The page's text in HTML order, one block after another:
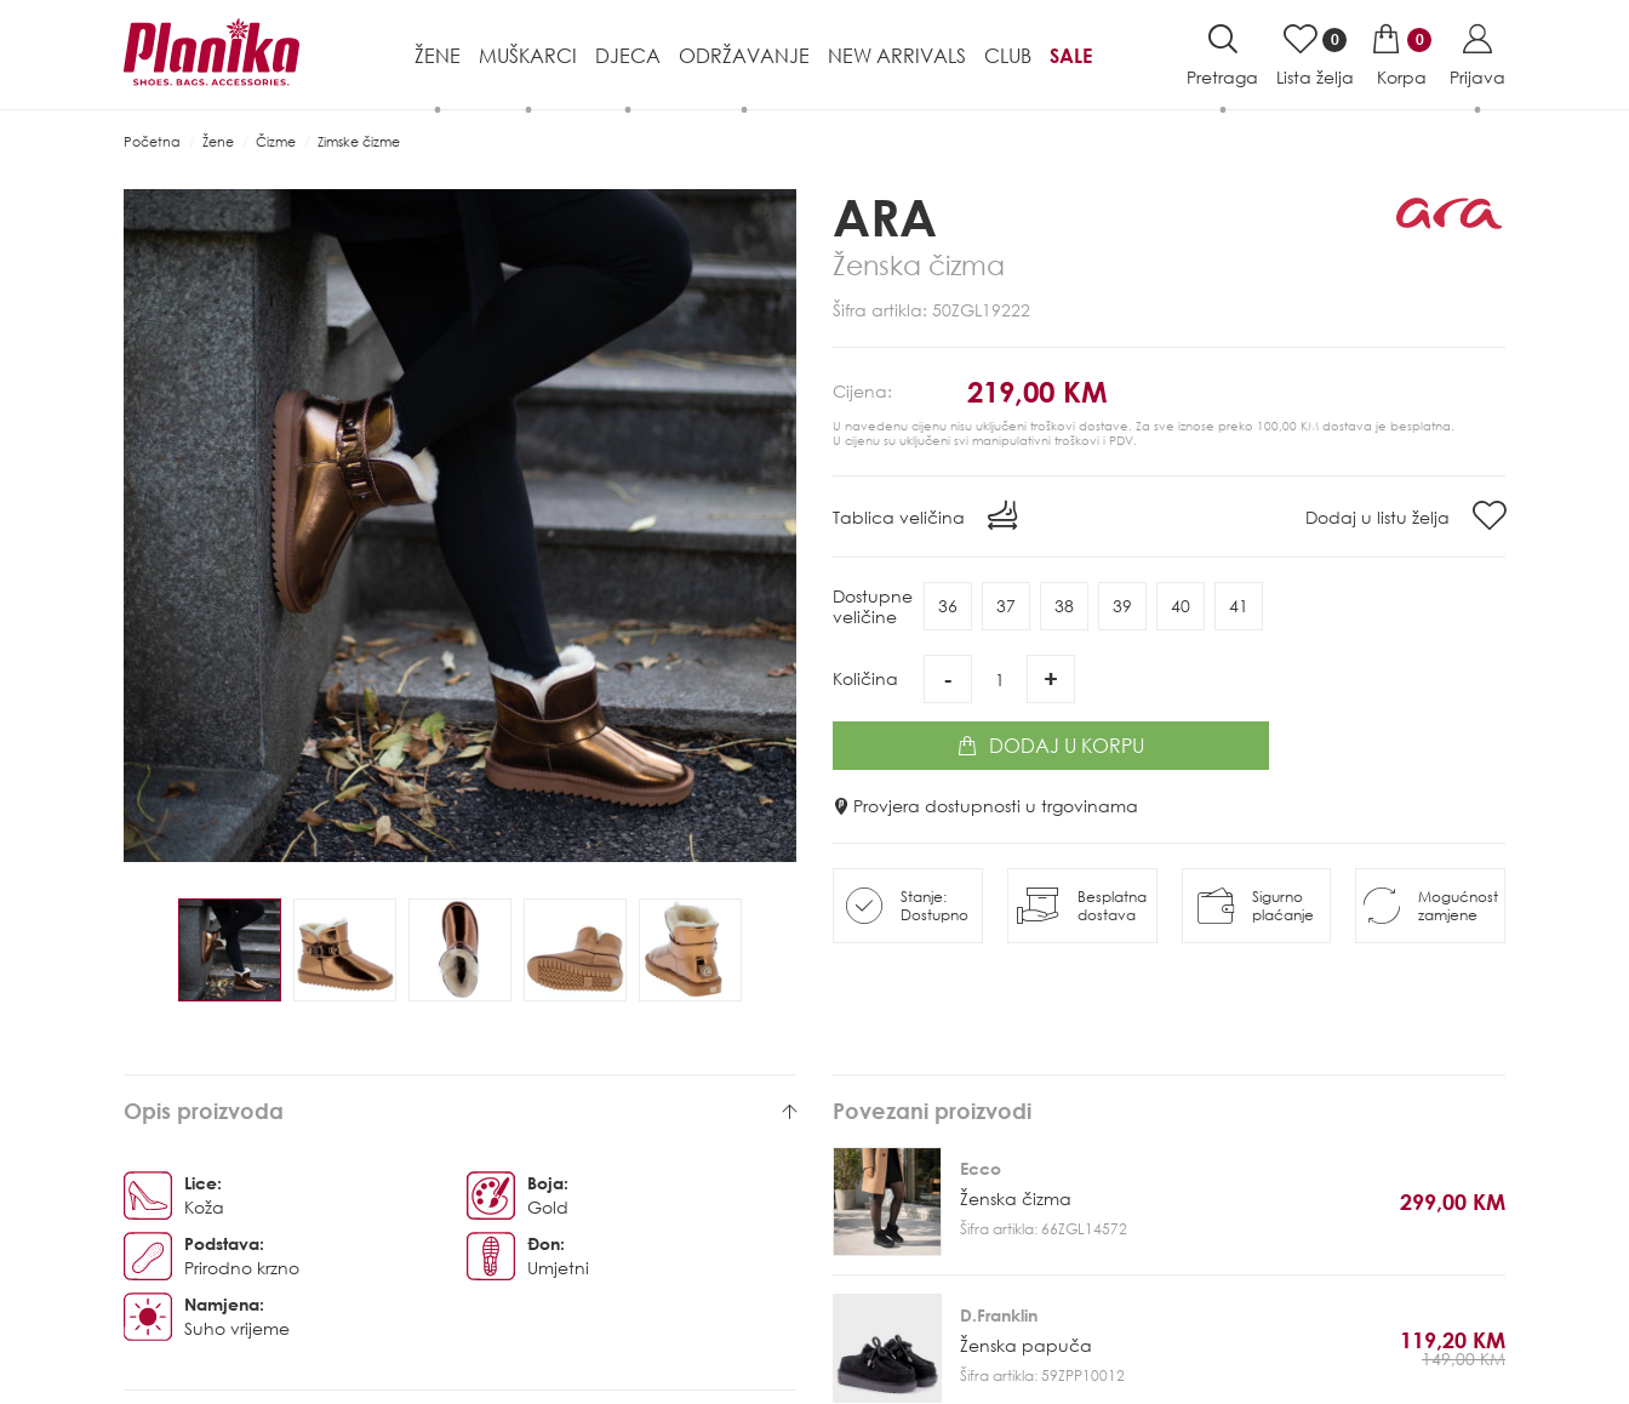
ŽENE MUŠKARCI DJECA ODRŽAVANJE NEW ARRIVALS CLUB SALE
Pretraga
0
Lista želja
0
Korpa Prijava
Početna Žene Čizme Zimske čizme
ARA
Ženska čizma
Šifra artikla: 50ZGL19222
Cijena: 219,00 KM
U navedenu cijenu nisu uključeni troškovi dostave. Za sve iznose preko 100,00 KM dostava je besplatna.
U cijenu su uključeni svi manipulativni troškovi i PDV.
Tablica veličina Dodaj u listu želja
Dostupne
veličine
36 37 38 39 40 41
Količina - +
DODAJ U KORPU
Provjera dostupnosti u trgovinama
Stanje:
Dostupno
Besplatna
dostava
Sigurno
plaćanje
Mogućnost
zamjene
Opis proizvoda
Lice:
Koža
Boja:
Gold
Podstava:
Prirodno krzno
Đon:
Umjetni
Namjena:
Suho vrijeme
Povezani proizvodi
Ecco
Ženska čizma
Šifra artikla: 66ZGL14572
299,00 KM
D.Franklin
Ženska papuča
Šifra artikla: 59ZPP10012
119,20 KM
149,00 KM